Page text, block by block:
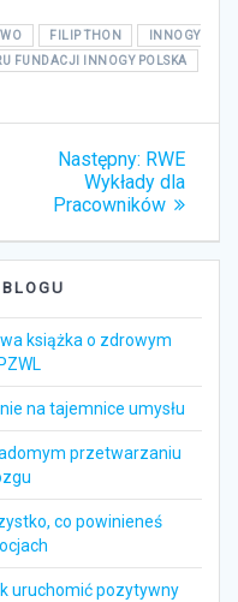
FILIP THON
INNOGY
FUNDACJI INNOGY POLSKA
Następny: Następny
wpis:
RWE
Wykłady dla
Pracowników
książka o zdrowym
na tajemnice umysłu
przetwarzaniu
co powinieneś
uruchomić pozytywny